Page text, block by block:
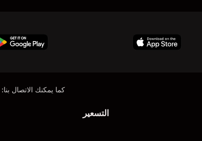
كما يمكنك الاتصال بنا:
التسعير